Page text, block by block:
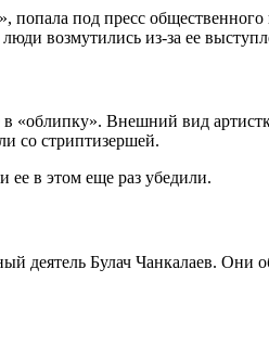
под пресс
возмутились из-за ее
«облипку». Внешний вид
со стриптизершей.
ее в этом еще раз убедили.
деятель Булач Чанкалаев. Они